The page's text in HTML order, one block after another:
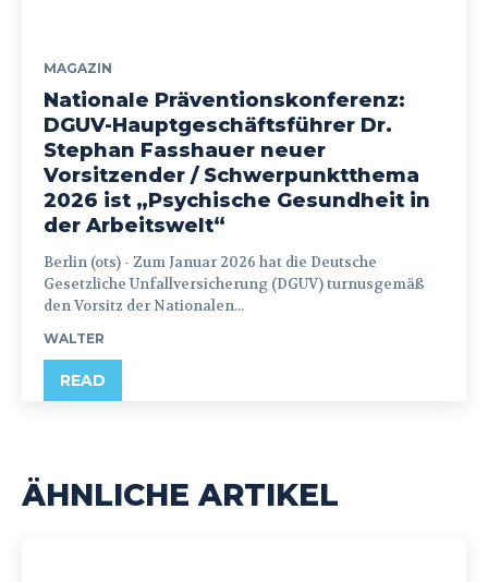
MAGAZIN
Nationale Präventionskonferenz:
DGUV-Hauptgeschäftsführer Dr.
Stephan Fasshauer neuer
Vorsitzender / Schwerpunktthema
2026 ist „Psychische Gesundheit in
der Arbeitswelt“
Berlin (ots) - Zum Januar 2026 hat die Deutsche
Gesetzliche Unfallversicherung (DGUV) turnusgemäß
den Vorsitz der Nationalen...
WALTER
READ
ÄHNLICHE ARTIKEL